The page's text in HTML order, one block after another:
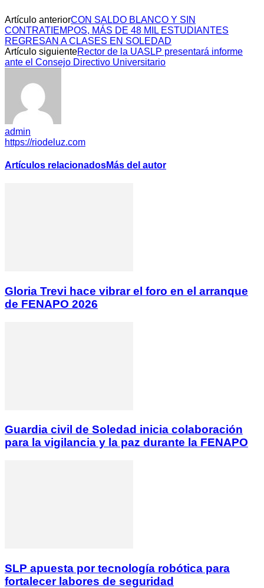
Artículo anteriorCON SALDO BLANCO Y SIN
CONTRATIEMPOS, MÁS DE 48 MIL ESTUDIANTES
REGRESAN A CLASES EN SOLEDAD
Artículo siguienteRector de la UASLP presentará informe
ante el Consejo Directivo Universitario
admin
https://riodeluz.com
Artículos relacionadosMás del autor
Gloria Trevi hace vibrar el foro en el arranque
de FENAPO 2026
Guardia civil de Soledad inicia colaboración
para la vigilancia y la paz durante la FENAPO
SLP apuesta por tecnología robótica para
fortalecer labores de seguridad